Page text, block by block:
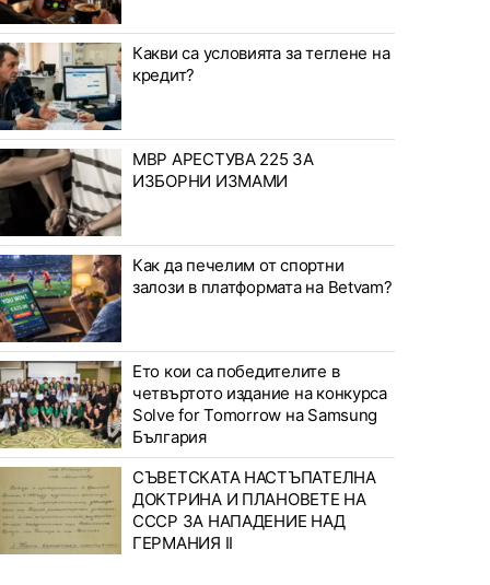
Какви са условията за теглене на
кредит?
МВР АРЕСТУВА 225 ЗА
ИЗБОРНИ ИЗМАМИ
Как да печелим от спортни
залози в платформата на Betvam?
Ето кои са победителите в
четвъртото издание на конкурса
Solve for Tomorrow на Samsung
България
СЪВЕТСКАТА НАСТЪПАТЕЛНА
ДОКТРИНА И ПЛАНОВЕТЕ НА
СССР ЗА НАПАДЕНИЕ НАД
ГЕРМАНИЯ II